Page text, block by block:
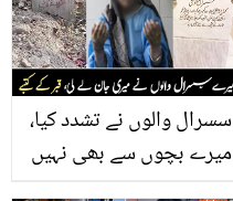
سسرال والوں نے تشدد کیا،
میرے بچوں سے بھی نہیں